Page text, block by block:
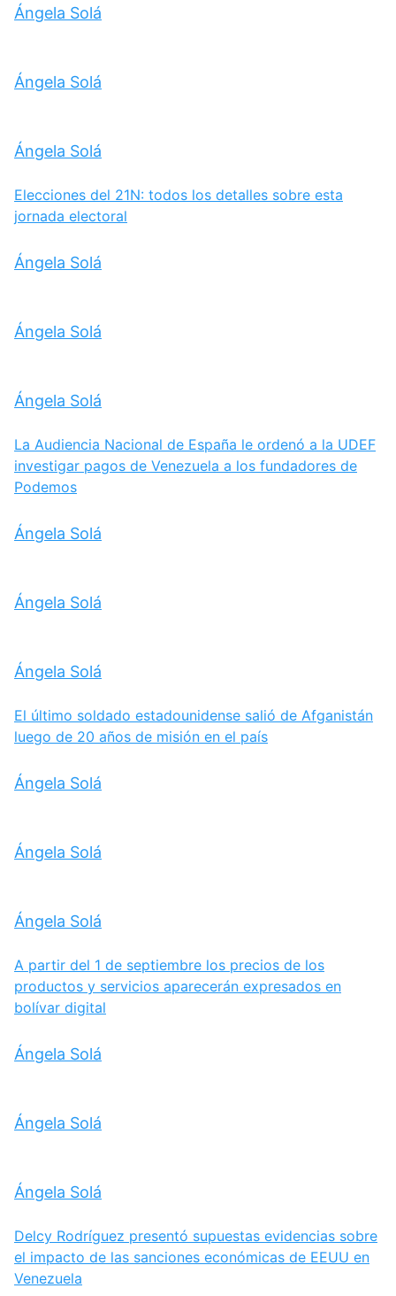
Ángela Solá
Ángela Solá
Ángela Solá
Elecciones del 21N: todos los detalles sobre esta
jornada electoral
Ángela Solá
Ángela Solá
Ángela Solá
La Audiencia Nacional de España le ordenó a la UDEF
investigar pagos de Venezuela a los fundadores de
Podemos
Ángela Solá
Ángela Solá
Ángela Solá
El último soldado estadounidense salió de Afganistán
luego de 20 años de misión en el país
Ángela Solá
Ángela Solá
Ángela Solá
A partir del 1 de septiembre los precios de los
productos y servicios aparecerán expresados en
bolívar digital
Ángela Solá
Ángela Solá
Ángela Solá
Delcy Rodríguez presentó supuestas evidencias sobre
el impacto de las sanciones económicas de EEUU en
Venezuela